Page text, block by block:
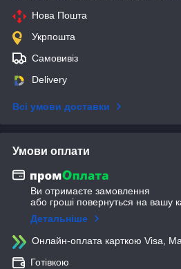
Нова Пошта
Укрпошта
Самовивіз
Delivery
Всі умови доставки
Умови оплати
Ви отримаєте замовлення
або гроші повернуться на вашу
Детальніше
Онлайн-оплата карткою Visa,
Готівкою